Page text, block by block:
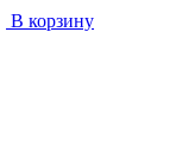
В корзину